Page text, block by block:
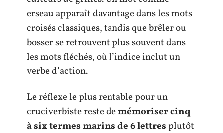
erseau apparaît davantage dans les mots
croisés classiques, tandis que brêler ou
bosser se retrouvent plus souvent dans
les mots fléchés, où l’indice inclut un
verbe d’action.
Le réflexe le plus rentable pour un
cruciverbiste reste demémoriser cinq
à six termes marins de 6 lettresplutôt